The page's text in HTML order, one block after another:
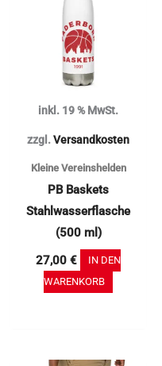
inkl. 19 % MwSt.
zzgl.Versandkosten
Kleine Vereinshelden
PB Baskets
Stahlwasserflasche
(500 ml)
27,00€
IN DEN
WARENKORB